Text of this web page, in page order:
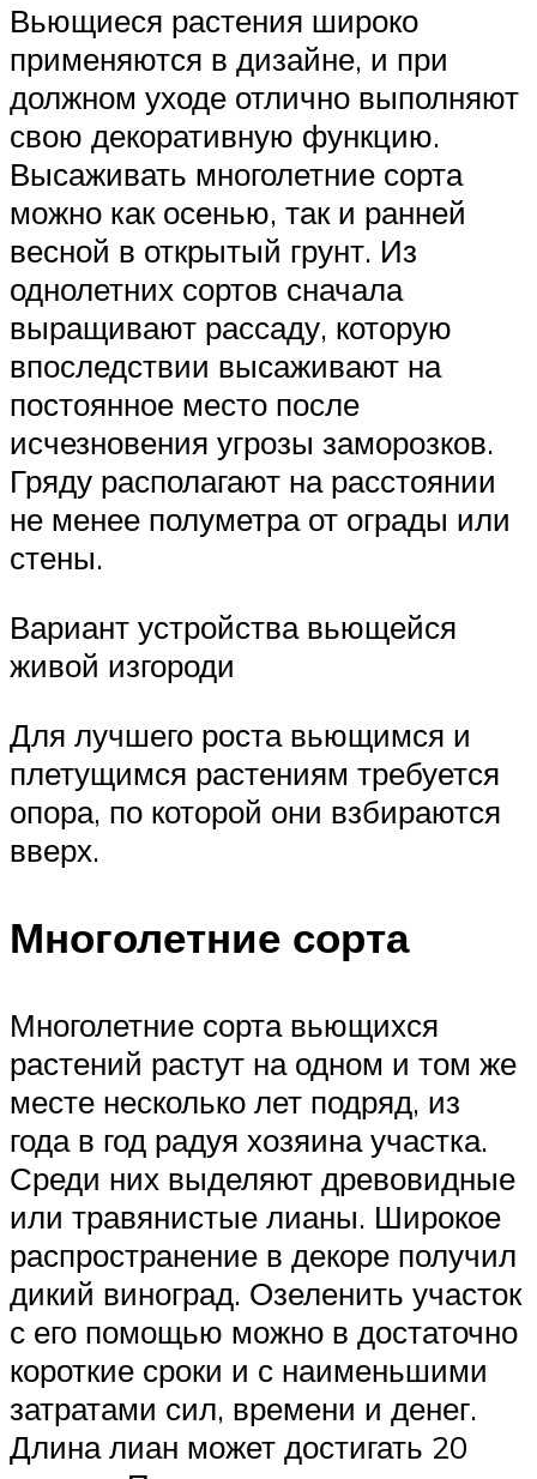
Вьющиеся растения широко
применяются в дизайне, и при
должном уходе отлично выполняют
свою декоративную функцию.
Высаживать многолетние сорта
можно как осенью, так и ранней
весной в открытый грунт. Из
однолетних сортов сначала
выращивают рассаду, которую
впоследствии высаживают на
постоянное место после
исчезновения угрозы заморозков.
Гряду располагают на расстоянии
не менее полуметра от ограды или
стены.
Вариант устройства вьющейся
живой изгороди
Для лучшего роста вьющимся и
плетущимся растениям требуется
опора, по которой они взбираются
вверх.
Многолетние сорта
Многолетние сорта вьющихся
растений растут на одном и том же
месте несколько лет подряд, из
года в год радуя хозяина участка.
Среди них выделяют древовидные
или травянистые лианы. Широкое
распространение в декоре получил
дикий виноград. Озеленить участок
с его помощью можно в достаточно
короткие сроки и с наименьшими
затратами сил, времени и денег.
Длина лиан может достигать 20